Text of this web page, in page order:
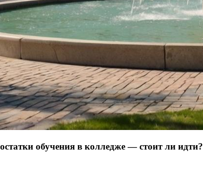
обучения в колледже — стоит ли идти?